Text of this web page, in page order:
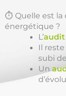
⏱️ Quelle est la
énergétique ?
L’audit
Il
subi
Un